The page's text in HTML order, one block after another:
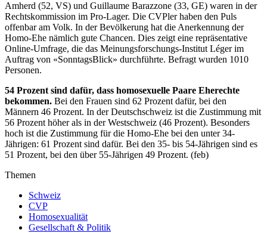
Amherd (52, VS) und Guillaume Barazzone (33, GE) waren in der
Rechtskommission im Pro-Lager. Die CVPler haben den Puls
offenbar am Volk. In der Bevölkerung hat die Anerkennung der
Homo-Ehe nämlich gute Chancen. Dies zeigt eine repräsentative
Online-Umfrage, die das Meinungsforschungs-Institut Léger im
Auftrag von «SonntagsBlick» durchführte. Befragt wurden 1010
Personen.
54 Prozent sind dafür, dass homosexuelle Paare Eherechte
bekommen. Bei den Frauen sind 62 Prozent dafür, bei den
Männern 46 Prozent. In der Deutschschweiz ist die Zustimmung mit
56 Prozent höher als in der Westschweiz (46 Prozent). Besonders
hoch ist die Zustimmung für die Homo-Ehe bei den unter 34-
Jährigen: 61 Prozent sind dafür. Bei den 35- bis 54-Jährigen sind es
51 Prozent, bei den über 55-Jährigen 49 Prozent. (feb)
Themen
Schweiz
CVP
Homosexualität
Gesellschaft & Politik